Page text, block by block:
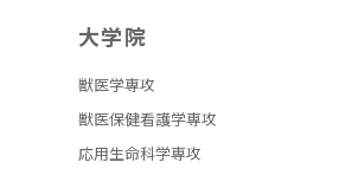
大学院
獣医学専攻
獣医保健看護学専攻
応用生命科学専攻